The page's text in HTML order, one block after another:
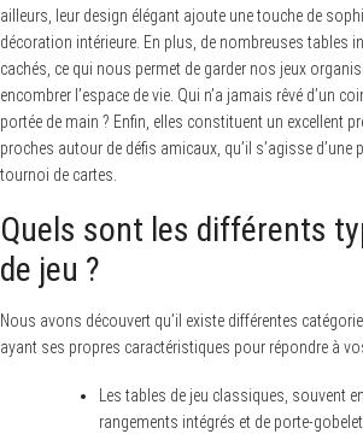
ailleurs, leur design élégant ajoute une touche de
décoration intérieure. En plus, de nombreuses tables
cachés, ce qui nous permet de garder nos jeux
encombrer l’espace de vie. Qui n’a jamais rêvé d’un
portée de main ? Enfin, elles constituent un excellent
proches autour de défis amicaux, qu’il s’agisse d’une
tournoi de cartes.
Quels sont les différents
de jeu ?
Nous avons découvert qu’il existe différentes
ayant ses propres caractéristiques pour répondre à
Les tables de jeu classiques, souvent
rangements intégrés et de porte-